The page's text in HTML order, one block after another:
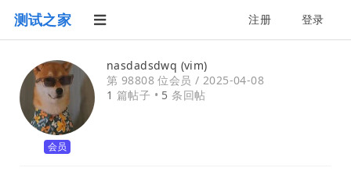
测试之家 注册 登录
会员
nasdadsdwq (vim)
第 98808 位会员 / 2025-04-08
1 篇帖子 • 5 条回帖